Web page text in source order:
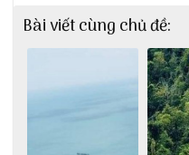
Bài viết cùng chủ đề: